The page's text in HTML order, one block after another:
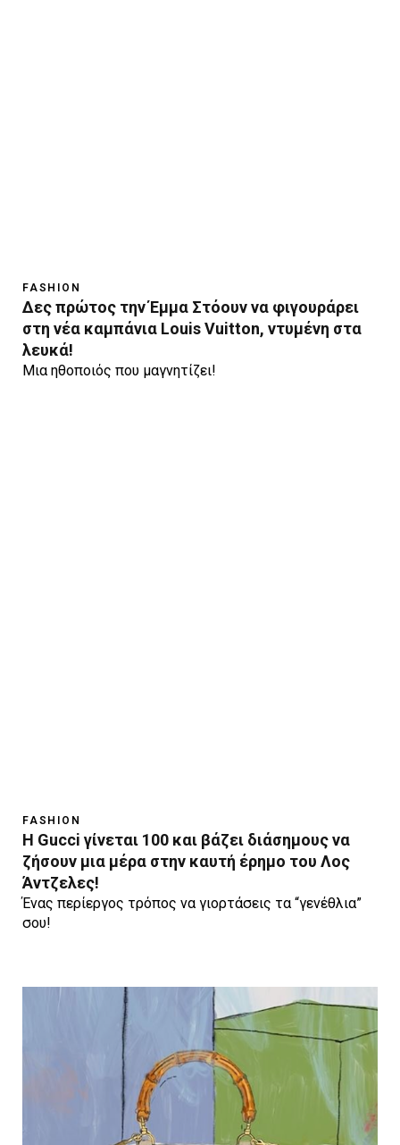
FASHION
Δες πρώτος την Έμμα Στόουν να φιγουράρει
στη νέα καμπάνια Louis Vuitton, ντυμένη στα
λευκά!
Μια ηθοποιός που μαγνητίζει!
FASHION
Η Gucci γίνεται 100 και βάζει διάσημους να
ζήσουν μια μέρα στην καυτή έρημο του Λος
Άντζελες!
Ένας περίεργος τρόπος να γιορτάσεις τα “γενέθλια”
σου!